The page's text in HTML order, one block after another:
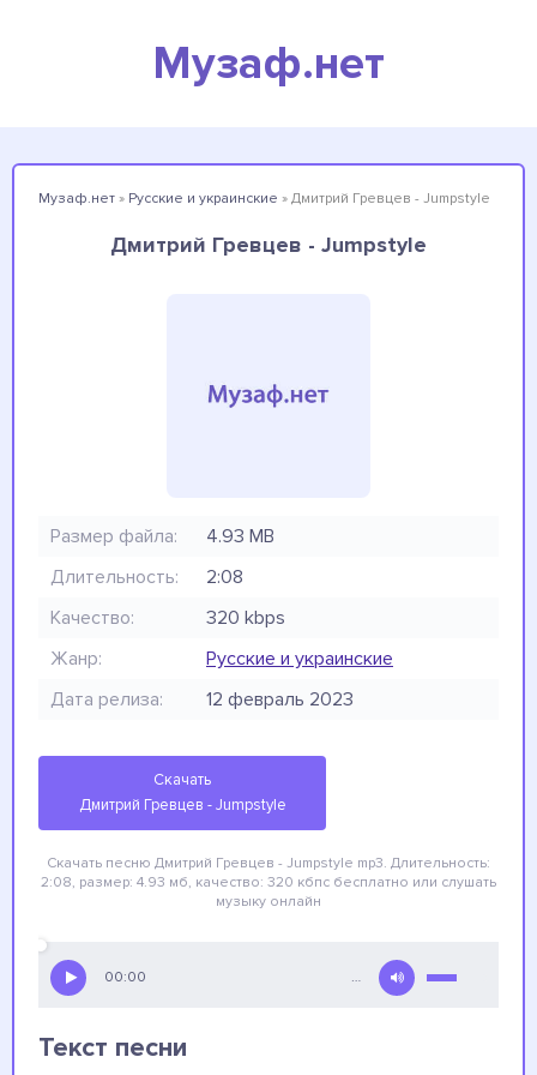
Музаф.нет
Музаф.нет » Русские и украинские » Дмитрий Гревцев - Jumpstyle
Дмитрий Гревцев - Jumpstyle
Размер файла:
4.93 MB
Длительность:
2:08
Качество:
320 kbps
Жанр:
Русские и украинские
Дата релиза:
12 февраль 2023
Скачать
Дмитрий Гревцев - Jumpstyle
Скачать песню Дмитрий Гревцев - Jumpstyle mp3. Длительность:
2:08, размер: 4.93 мб, качество: 320 кбпс бесплатно или слушать
музыку онлайн
00:00 …
Текст песни